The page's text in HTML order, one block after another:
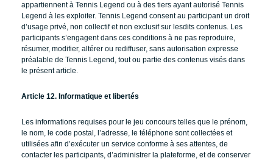
appartiennent à Tennis Legend ou à des tiers ayant autorisé Tennis
Legend à les exploiter. Tennis Legend consent au participant un droit
d’usage privé, non collectif et non exclusif sur lesdits contenus. Les
participants s’engagent dans ces conditions à ne pas reproduire,
résumer, modifier, altérer ou rediffuser, sans autorisation expresse
préalable de Tennis Legend, tout ou partie des contenus visés dans
le présent article.
Article 12. Informatique et libertés
Les informations requises pour le jeu concours telles que le prénom,
le nom, le code postal, l’adresse, le téléphone sont collectées et
utilisées afin d’exécuter un service conforme à ses attentes, de
contacter les participants, d’administrer la plateforme, et de conserver